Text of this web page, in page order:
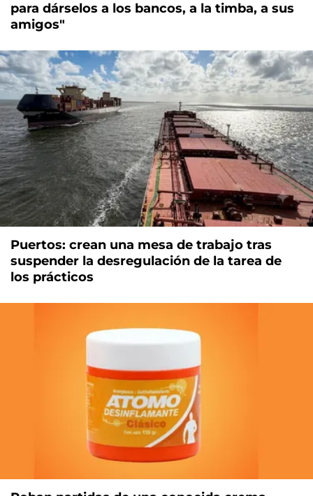
para dárselos a los bancos, a la timba, a sus
amigos"
Puertos: crean una mesa de trabajo tras
suspender la desregulación de la tarea de
los prácticos